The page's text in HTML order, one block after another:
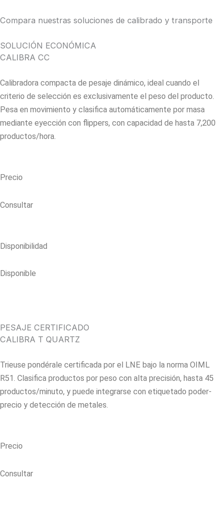
Compara nuestras soluciones de calibrado y transporte
SOLUCIÓN ECONÓMICA
CALIBRA CC
Calibradora compacta de pesaje dinámico, ideal cuando el
criterio de selección es exclusivamente el peso del producto.
Pesa en movimiento y clasifica automáticamente por masa
mediante eyección con flippers, con capacidad de hasta 7,200
productos/hora.
Precio
Consultar
Disponibilidad
Disponible
PESAJE CERTIFICADO
CALIBRA T QUARTZ
Trieuse pondérale certificada por el LNE bajo la norma OIML
R51. Clasifica productos por peso con alta precisión, hasta 45
productos/minuto, y puede integrarse con etiquetado poder-
precio y detección de metales.
Precio
Consultar